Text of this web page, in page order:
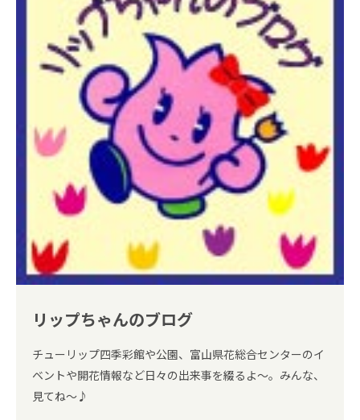
リップちゃんのブログ
チューリップ四季彩館や公園、富山県花総合センターのイ
ベントや開花情報など日々の出来事を綴るよ～。みんな、
見てね～♪